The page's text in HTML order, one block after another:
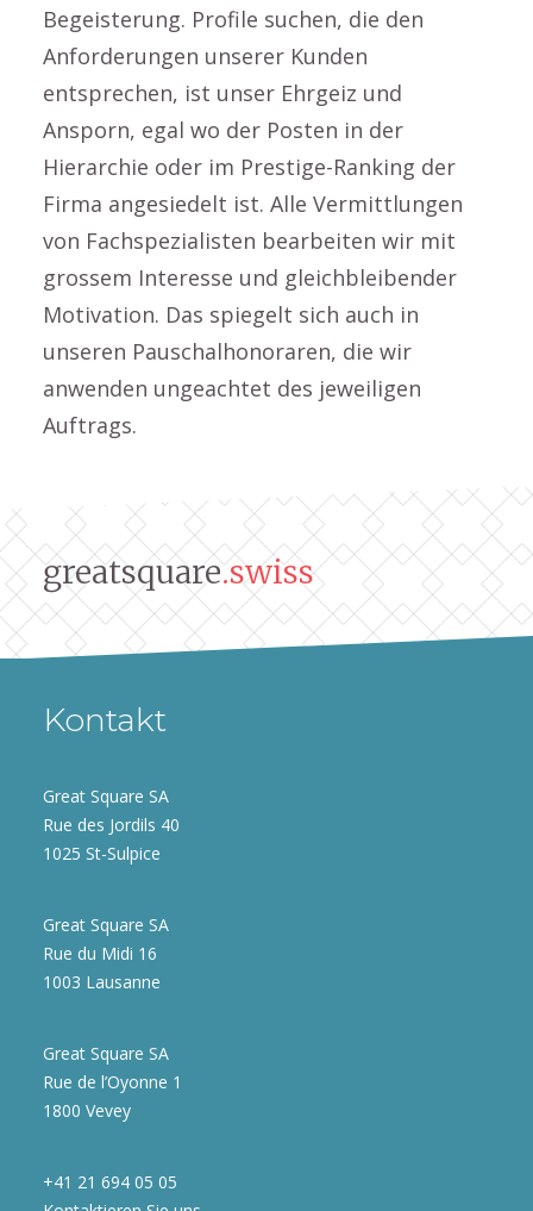
Begeisterung. Profile suchen, die den
Anforderungen unserer Kunden
entsprechen, ist unser Ehrgeiz und
Ansporn, egal wo der Posten in der
Hierarchie oder im Prestige-Ranking der
Firma angesiedelt ist. Alle Vermittlungen
von Fachspezialisten bearbeiten wir mit
grossem Interesse und gleichbleibender
Motivation. Das spiegelt sich auch in
unseren Pauschalhonoraren, die wir
anwenden ungeachtet des jeweiligen
Auftrags.
greatsquare.swiss
Kontakt
Great Square SA
Rue des Jordils 40
1025 St-Sulpice
Great Square SA
Rue du Midi 16
1003 Lausanne
Great Square SA
Rue de l’Oyonne 1
1800 Vevey
+41 21 694 05 05